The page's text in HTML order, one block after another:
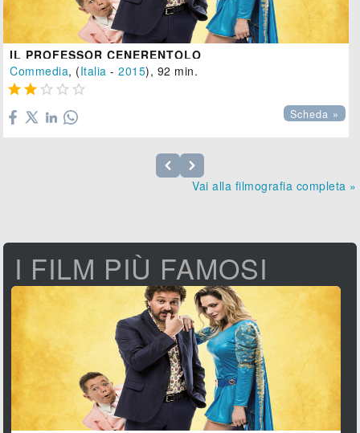
IL PROFESSOR CENERENTOLO
Commedia, (Italia -2015), 92 min.
    
Scheda »
Vai alla filmografia completa »
I FILM PIÙ FAMOSI